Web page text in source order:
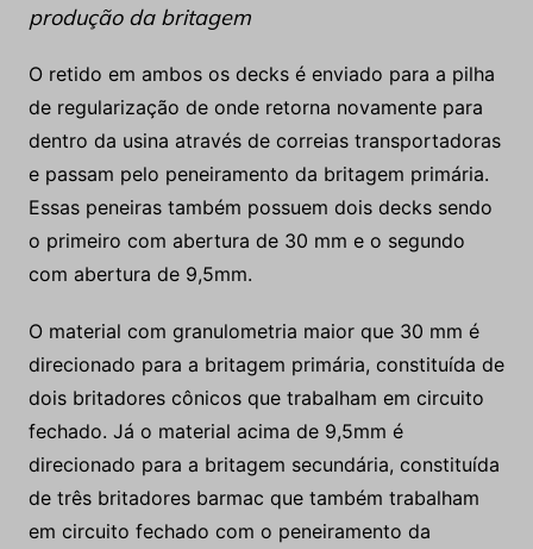
produção da britagem
O retido em ambos os decks é enviado para a pilha
de regularização de onde retorna novamente para
dentro da usina através de correias transportadoras
e passam pelo peneiramento da britagem primária.
Essas peneiras também possuem dois decks sendo
o primeiro com abertura de 30 mm e o segundo
com abertura de 9,5mm.
O material com granulometria maior que 30 mm é
direcionado para a britagem primária, constituída de
dois britadores cônicos que trabalham em circuito
fechado. Já o material acima de 9,5mm é
direcionado para a britagem secundária, constituída
de três britadores barmac que também trabalham
em circuito fechado com o peneiramento da